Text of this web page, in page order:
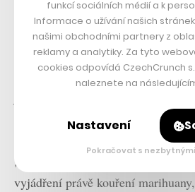
zjevně zaujali i mocného Snoopa.
Spolu s ním navrhli speciální edici
mají být podle oficiálního popisu
to vysvětluje tvrzení samotného
původním sdělením říkal, že
„s kouřením“
se ale
vyjádření právě kouření
funkcí sociálních médií a k
Informace o užívání našich
našimi obchodními partnery z
reklamy a analytiky. Za tyto
cookies odpovídá CzechCrunch
naleznete na
Nastavení
Pokračovat s